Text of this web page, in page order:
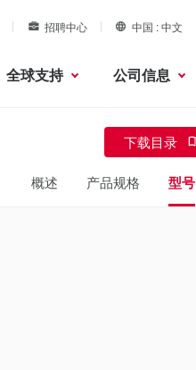
招聘中心 中国 中文
全球支持 公司信息
下载目录
概述 产品规格 型号